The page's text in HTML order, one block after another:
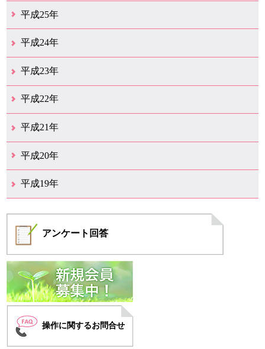
12月（11）
11月（11）
10月（9）
9月（11）
8月（12）
7月（9）
6月（12）
5月（5）
4月（14）
3月（12）
2月（8）
1月（9）
平成25年
12月（12）
11月（6）
10月（7）
9月（10）
8月（6）
7月（9）
6月（7）
5月（8）
4月（8）
3月（12）
2月（17）
1月（7）
平成24年
12月（8）
11月（5）
10月（7）
9月（10）
8月（5）
7月（7）
6月（9）
5月（7）
4月（7）
3月（12）
2月（2）
1月（4）
平成23年
12月（6）
11月（6）
10月（14）
9月（5）
8月（8）
7月（7）
6月（9）
5月（11）
4月（12）
3月（3）
2月（2）
平成22年
12月（1）
11月（5）
10月（7）
9月（15）
8月（12）
7月（11）
6月（12）
5月（6）
4月（4）
3月（17）
2月（7）
1月（6）
平成21年
12月（4）
11月（3）
10月（7）
9月（5）
8月（7）
7月（9）
6月（13）
5月（9）
4月（22）
3月（9）
2月（8）
平成20年
12月（6）
11月（4）
10月（6）
9月（4）
8月（1）
7月（6）
6月（1）
5月（1）
4月（1）
3月（2）
2月（4）
1月（2）
平成19年
アンケート 回答
操作に関するお問合せ